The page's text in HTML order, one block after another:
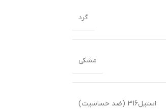
گرد
مشکی
استیل316 (ضد حساسیت)